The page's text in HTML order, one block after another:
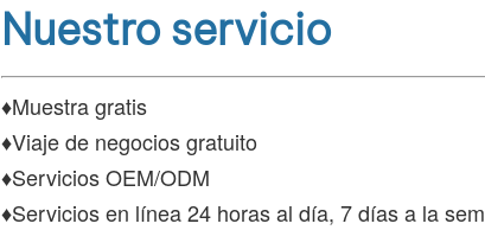
Nuestro servicio
♦Muestra gratis
♦Viaje de negocios gratuito
♦Servicios OEM/ODM
♦Servicios en línea 24 horas al día, 7 días a la